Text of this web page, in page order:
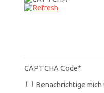
CAPTCHA Code*
Benachrichtige